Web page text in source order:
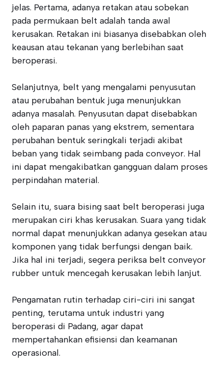
jelas. Pertama, adanya retakan atau sobekan
pada permukaan belt adalah tanda awal
kerusakan. Retakan ini biasanya disebabkan oleh
keausan atau tekanan yang berlebihan saat
beroperasi.
Selanjutnya, belt yang mengalami penyusutan
atau perubahan bentuk juga menunjukkan
adanya masalah. Penyusutan dapat disebabkan
oleh paparan panas yang ekstrem, sementara
perubahan bentuk seringkali terjadi akibat
beban yang tidak seimbang pada conveyor. Hal
ini dapat mengakibatkan gangguan dalam proses
perpindahan material.
Selain itu, suara bising saat belt beroperasi juga
merupakan ciri khas kerusakan. Suara yang tidak
normal dapat menunjukkan adanya gesekan atau
komponen yang tidak berfungsi dengan baik.
Jika hal ini terjadi, segera periksa belt conveyor
rubber untuk mencegah kerusakan lebih lanjut.
Pengamatan rutin terhadap ciri-ciri ini sangat
penting, terutama untuk industri yang
beroperasi di Padang, agar dapat
mempertahankan efisiensi dan keamanan
operasional.